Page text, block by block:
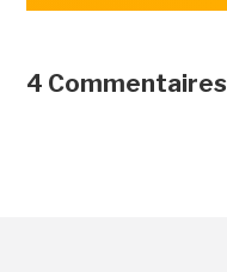
4 Commentaires